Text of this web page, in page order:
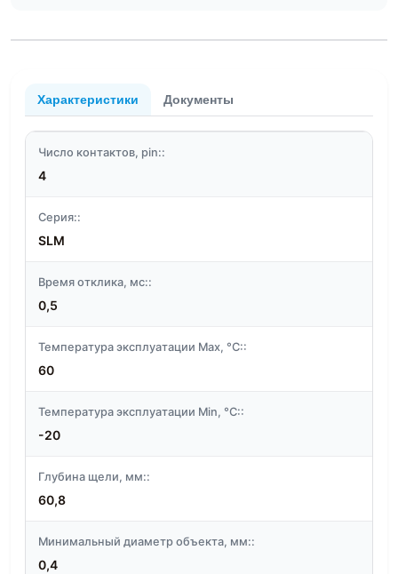
Характеристики Документы
Число контактов, pin::
4
Серия::
SLM
Время отклика, мс::
0,5
Температура эксплуатации Max, °C::
60
Температура эксплуатации Min, °C::
-20
Глубина щели, мм::
60,8
Минимальный диаметр объекта, мм::
0,4